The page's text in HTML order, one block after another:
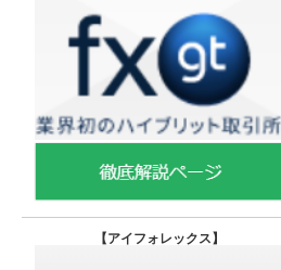
【アイフォレックス】